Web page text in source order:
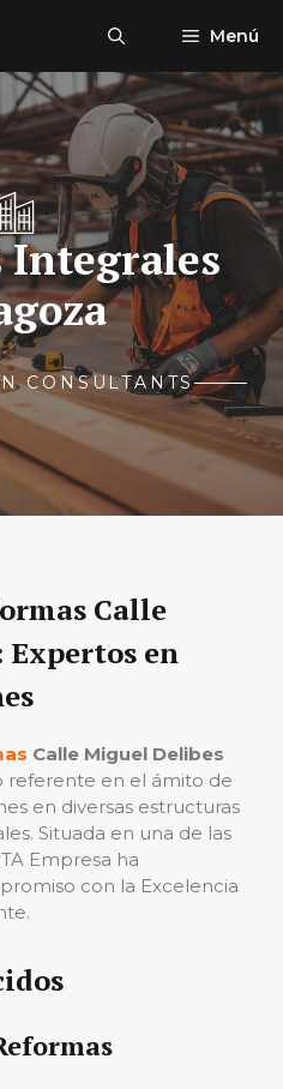
Menú
Integrales
CONSULTANTS
Calle
en
Calle Miguel Delibes
referente en el ámito de
en diversas estructuras
Situada en una de las
Empresa ha
con la Excelencia